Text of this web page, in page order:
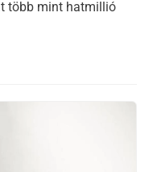
több mint hatmillió